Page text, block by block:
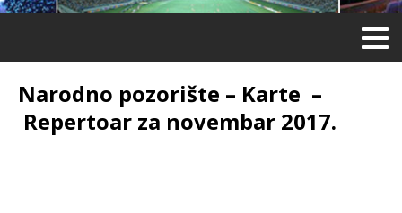
Narodno pozorište – Karte –
Repertoar za novembar 2017.